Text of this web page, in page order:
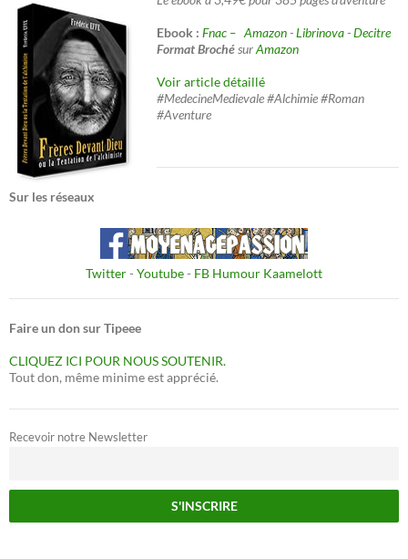
Ebook : Fnac – Amazon-Librinova-Decitre
Format BrochésurAmazon
Voir article détaillé
#MedecineMedievale #Alchimie #Roman
#Aventure
Sur les réseaux
Twitter- Youtube- FB Humour Kaamelott
Faire un don sur Tipeee
CLIQUEZ ICI POUR NOUS SOUTENIR.
Tout don, même minime est apprécié.
Recevoir notre Newsletter